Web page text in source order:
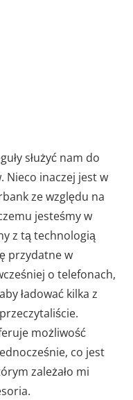
służyć nam do
Nieco inaczej jest w
ze względu na
jesteśmy w
z tą technologią
przydatne w
o telefonach,
ładować kilka z
możliwość
co jest
zależało mi